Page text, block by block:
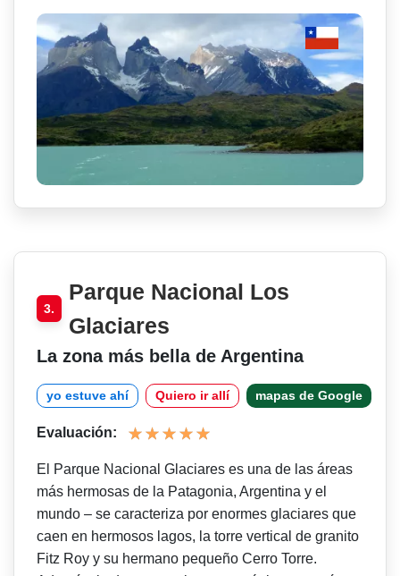
3.
Parque Nacional Los
Glaciares
La zona más bella de Argentina
yo estuve ahí Quiero ir allí mapas de Google
Evaluación:
El Parque Nacional Glaciares es una de las áreas
más hermosas de la Patagonia, Argentina y el
mundo – se caracteriza por enormes glaciares que
caen en hermosos lagos, la torre vertical de granito
Fitz Roy y su hermano pequeño Cerro Torre.